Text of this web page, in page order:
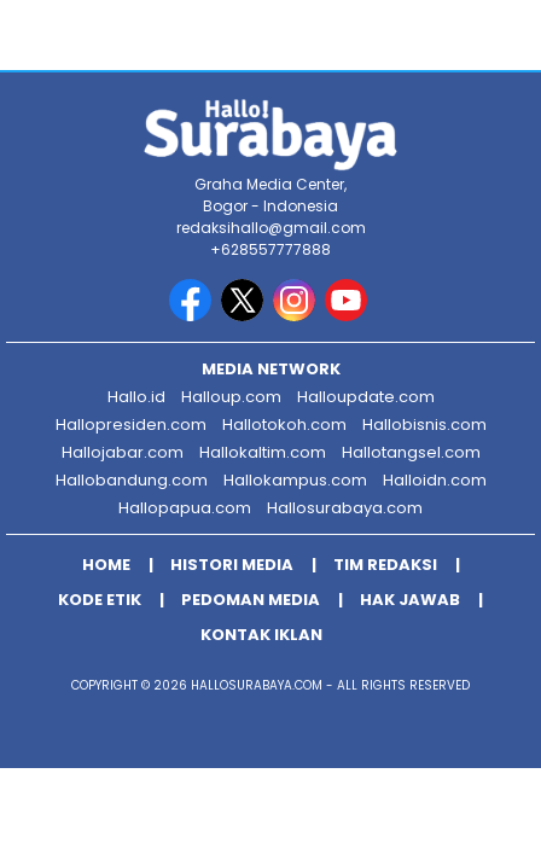
Graha Media Center,
Bogor - Indonesia
redaksihallo@gmail.com
+628557777888
MEDIA NETWORK
Hallo.id
Halloup.com
Halloupdate.com
Hallopresiden.com
Hallotokoh.com
Hallobisnis.com
Hallojabar.com
Hallokaltim.com
Hallotangsel.com
Hallobandung.com
Hallokampus.com
Halloidn.com
Hallopapua.com
Hallosurabaya.com
HOME HISTORI MEDIA
TIM REDAKSI
KODE ETIK
PEDOMAN MEDIA
HAK JAWAB
KONTAK IKLAN
COPYRIGHT © 2026 HALLOSURABAYA.COM - ALL RIGHTS RESERVED